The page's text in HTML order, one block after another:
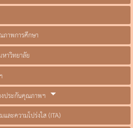
าพการศึกษา
าวิทยาลัย
งประกันคุณภาพฯ
ละความโปร่งใส (ITA)